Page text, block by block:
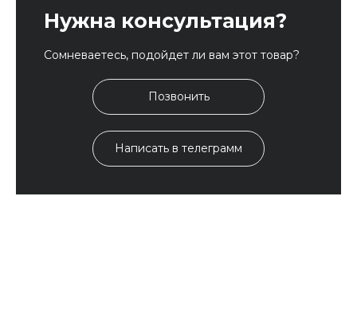
Нужна консультация?
Сомневаетесь, подойдет ли вам этот товар?
Позвонить
Написать в телеграмм